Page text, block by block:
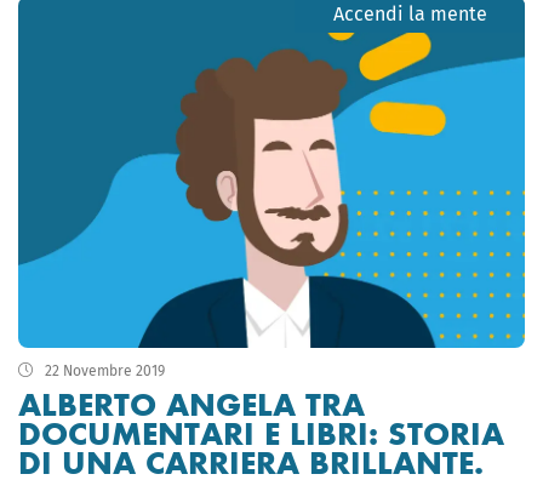
Accendi la mente
22 Novembre 2019
ALBERTO ANGELA TRA
DOCUMENTARI E LIBRI: STORIA
DI UNA CARRIERA BRILLANTE.